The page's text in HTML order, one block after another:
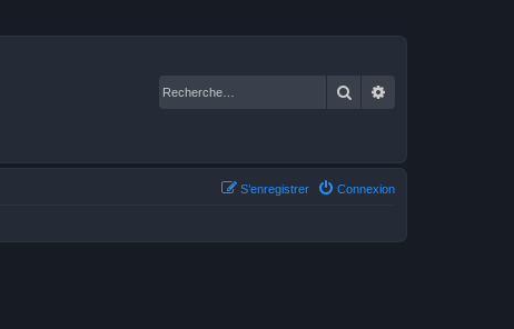
Rechercher
Connexion
S’enregistrer